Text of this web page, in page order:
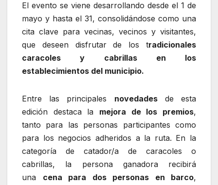
El evento se viene desarrollando desde el 1 de
mayo y hasta el 31, consolidándose como una
cita clave para vecinas, vecinos y visitantes,
que deseen disfrutar de los tradicionales
caracoles y cabrillas en los
establecimientos del municipio.
Entre las principales novedadesde esta
edición destaca la mejora de los premios,
tanto para las personas participantes como
para los negocios adheridos a la ruta. En la
categoría de catador/a de caracoles o
cabrillas, la persona ganadora recibirá
una cena para dos personas en barco,